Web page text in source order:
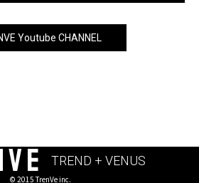
Youtube CHANNEL
TREND + VENUS
© 2015 TrenVe inc.